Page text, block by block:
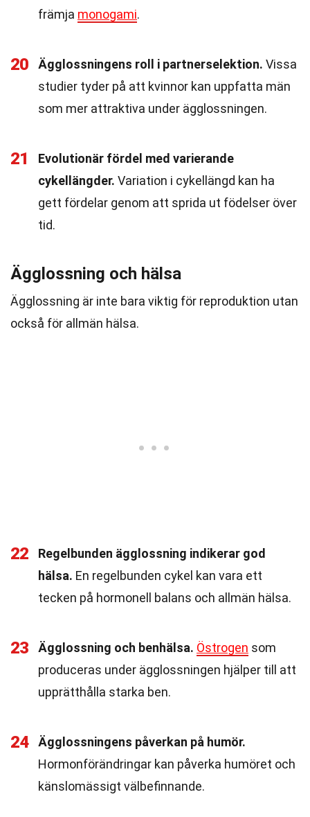
främja monogami.
20 Ägglossningens roll i partnerselektion. Vissa
studier tyder på att kvinnor kan uppfatta män
som mer attraktiva under ägglossningen.
21
Evolutionär fördel med varierande
cykellängder. Variation i cykellängd kan ha
gett fördelar genom att sprida ut födelser över
tid.
Ägglossning och hälsa
Ägglossning är inte bara viktig för reproduktion utan
också för allmän hälsa.
22
Regelbunden ägglossning indikerar god
hälsa. En regelbunden cykel kan vara ett
tecken på hormonell balans och allmän hälsa.
23 Ägglossning och benhälsa. Östrogen som
produceras under ägglossningen hjälper till att
upprätthålla starka ben.
24
Ägglossningens påverkan på humör.
Hormonförändringar kan påverka humöret och
känslomässigt välbefinnande.